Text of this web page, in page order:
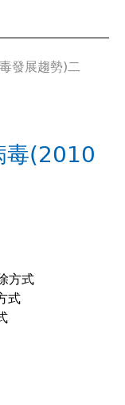
發展趨勢)二
毒(2010
方式
式